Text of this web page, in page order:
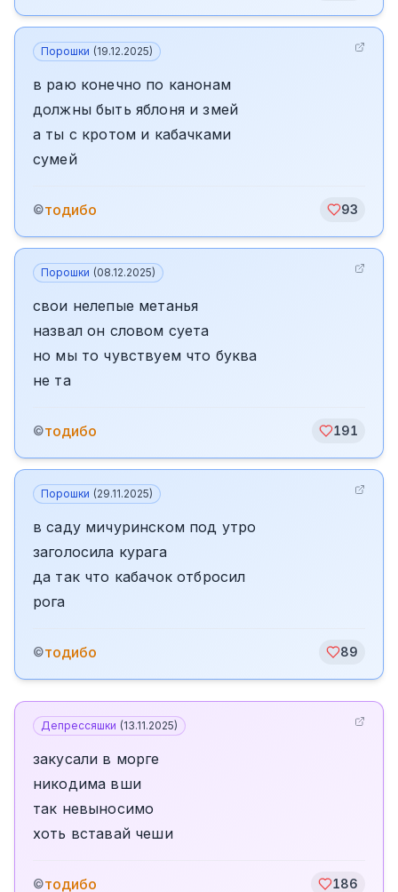
Порошки (19.12.2025)
в раю конечно по канонам
должны быть яблоня и змей
а ты с кротом и кабачками
сумей
©тодибо 93
Порошки (08.12.2025)
свои нелепые метанья
назвал он словом суета
но мы то чувствуем что буква
не та
©тодибо 191
Порошки (29.11.2025)
в саду мичуринском под утро
заголосила курага
да так что кабачок отбросил
рога
©тодибо 89
Депрессяшки (13.11.2025)
закусали в морге
никодима вши
так невыносимо
хоть вставай чеши
©тодибо 186